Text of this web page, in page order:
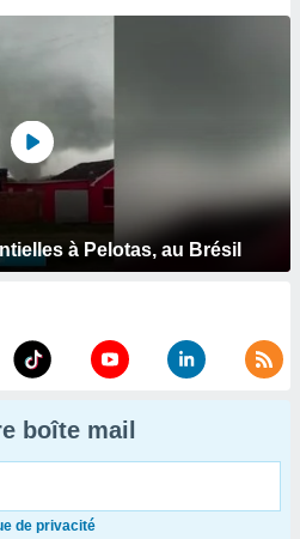
à Pelotas, au Brésil
boîte mail
de privacité